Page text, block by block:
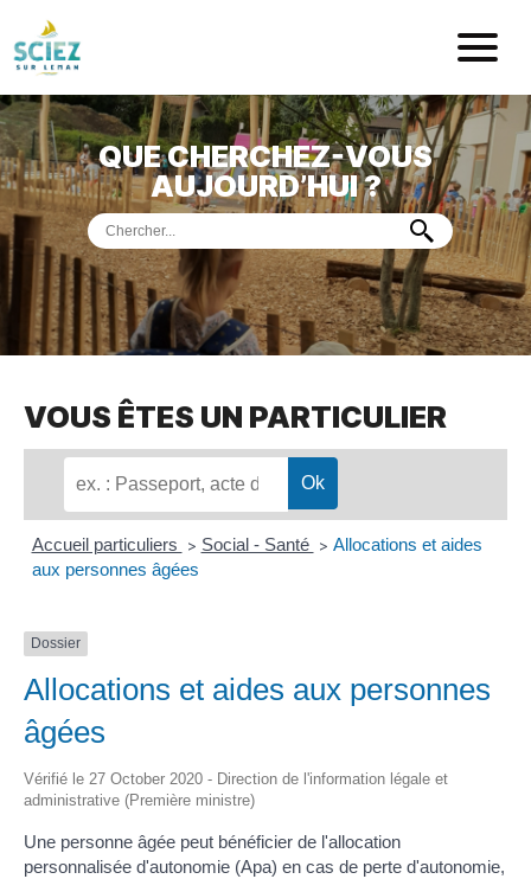
Mairie de
ACCUEIL
VOTREMAIRIE
VIE PRATIQUE
DÉMARCHES &SERVICES
PORTDE PLAISANCE
MUSÉEDE PRÉHISTOIRE
QUE CHERCHEZ-VOUS
AUJOURD’HUI ?
VOUS ÊTES UN PARTICULIER
Accueil particuliers > Social - Santé > Allocations et aides
aux personnes âgées
Dossier
Allocations et aides aux personnes
âgées
Vérifié le 27 October 2020 - Direction de l'information légale et
administrative (Première ministre)
Une personne âgée peut bénéficier de l'allocation
personnalisée d'autonomie (Apa) en cas de perte d'autonomie,